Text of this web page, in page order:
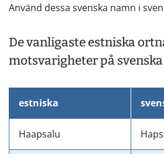
Använd dessa svenska namn i
De vanligaste estniska
motsvarigheter på svenska
estniska
Haapsalu